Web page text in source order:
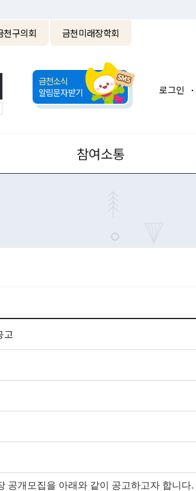
천구의회 금천미래장학회
금천소식
알림문자받기
로그인
참여소통
고
공개모집을 아래와 같이 공고하고자 합니다.